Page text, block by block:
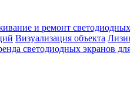
и ремонт
Визуализация объекта
светодиодных экранов